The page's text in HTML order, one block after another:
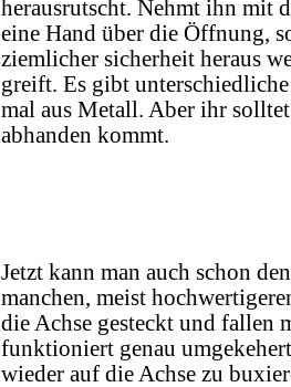
herausrutscht. Nehmt ihn mit
eine Hand über die Öffnung,
ziemlicher sicherheit heraus
greift. Es gibt
mal aus Metall. Aber ihr
abhanden kommt.
Jetzt kann man auch schon
manchen, meist
die Achse gesteckt und fallen
funktioniert genau
wieder auf die Achse zu